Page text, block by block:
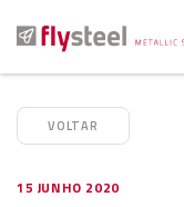
VOLTAR
15 JUNHO 2020